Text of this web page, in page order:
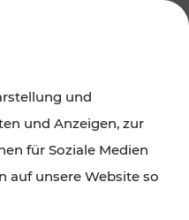
Burgenland
und
und Anzeigen, zur
für Soziale Medien
auf unsere Website so